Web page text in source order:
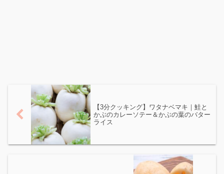
【3分クッキング】ワタナベマキ｜鮭と
かぶのカレーソテー＆かぶの葉のバター
ライス